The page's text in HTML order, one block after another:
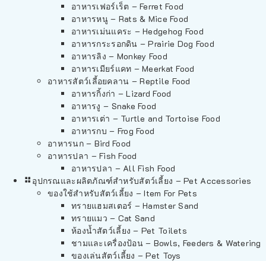
อาหารเฟอร์เร็ต – Ferret Food
อาหารหนู – Rats & Mice Food
อาหารเม่นแคระ – Hedgehog Food
อาหารกระรอกดิน – Prairie Dog Food
อาหารลิง – Monkey Food
อาหารเมียร์แคท – Meerkat Food
อาหารสัตว์เลี้อยคลาน – Reptile Food
อาหารกิ้งก่า – Lizard Food
อาหารงู – Snake Food
อาหารเต่า – Turtle and Tortoise Food
อาหารกบ – Frog Food
อาหารนก – Bird Food
อาหารปลา – Fish Food
อาหารปลา – All Fish Food
อุปกรณและผลิตภัณฑ์สำหรับสัตว์เลี้ยง – Pet Accessories
ของใช้สำหรับสัตว์เลี้ยง – Item For Pets
ทรายแฮมสเตอร์ – Hamster Sand
ทรายแมว – Cat Sand
ห้องน้ำสัตว์เลี้ยง – Pet Toilets
ชามและเครื่องป้อน – Bowls, Feeders & Watering
ของเล่นสัตว์เลี้ยง – Pet Toys